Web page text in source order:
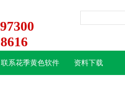
联系花季黄色软件 资料下载